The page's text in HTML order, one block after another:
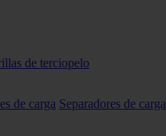
de terciopelo
de carga Separadores de carga